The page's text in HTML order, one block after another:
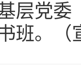
层党
班。（